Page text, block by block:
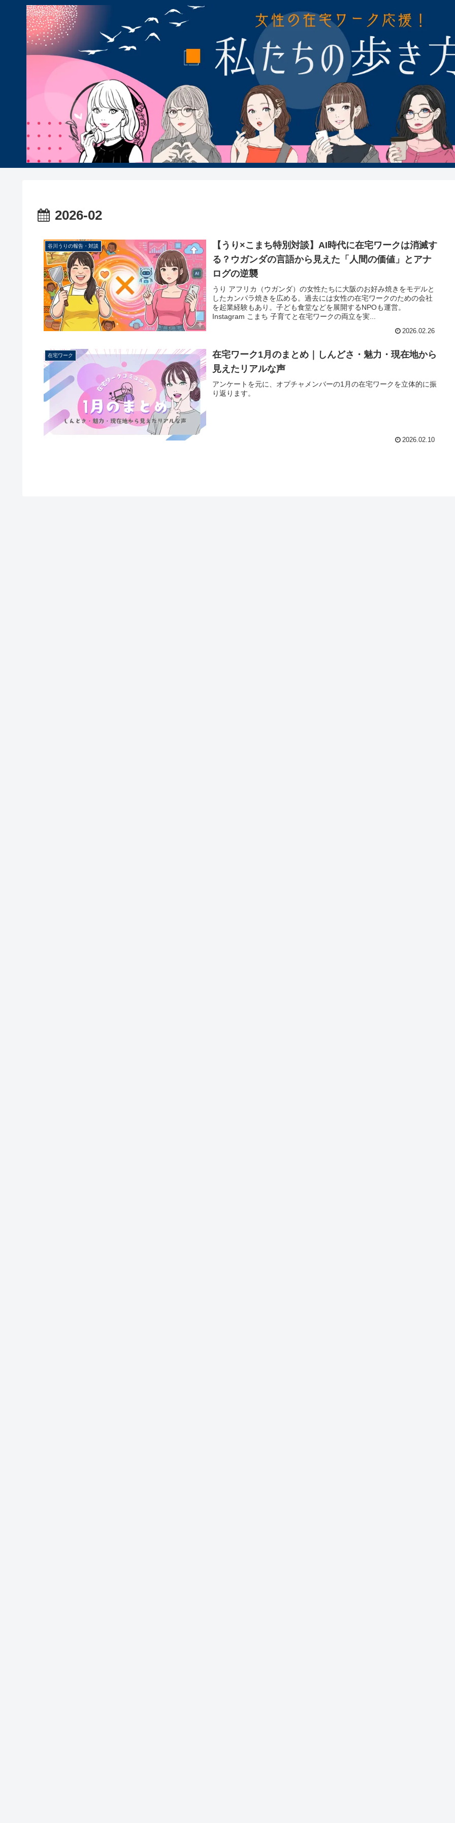
2026-02
谷川うりの報告・対談
【うり×こまち特別対談】AI時代に在宅ワークは消滅す
る？ウガンダの言語から見えた「人間の価値」とアナ
ログの逆襲
うり アフリカ（ウガンダ）の女性たちに大阪のお好み焼きをモデルと
したカンパラ焼きを広める。過去には女性の在宅ワークのための会社
を起業経験もあり。子ども食堂などを展開するNPOも運営。
Instagram こまち 子育てと在宅ワークの両立を実...
2026.02.26
在宅ワーク
在宅ワーク1月のまとめ｜しんどさ・魅力・現在地から
見えたリアルな声
アンケートを元に、オプチャメンバーの1月の在宅ワークを立体的に振
り返ります。
2026.02.10